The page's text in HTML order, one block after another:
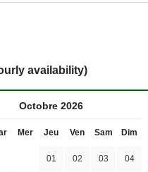
availability)
Octobre 2026
Mer Jeu Ven Sam Dim
01 02 03 04